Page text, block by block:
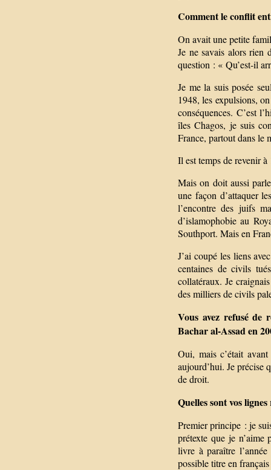
Comment le conflit
On avait une petite
Je ne savais alors rien
question : « Qu’est-il
Je me la suis posée
1948, les expulsions,
conséquences. C’est
îles Chagos, je suis
France, partout dans le
Il est temps de revenir
Mais on doit aussi
une façon d’attaquer
l’encontre des juifs
d’islamophobie au
Southport. Mais en
J’ai coupé les liens
centaines de civils
collatéraux. Je
des milliers de civils
Vous avez refusé de
Bachar al-Assad en
Oui, mais c’était
aujourd’hui. Je précise
de droit.
Quelles sont vos
Premier principe : je
prétexte que je n’aime
livre à paraître
possible titre en